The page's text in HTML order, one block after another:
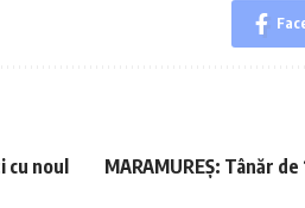
noul
MARAMUREȘ: Tânăr